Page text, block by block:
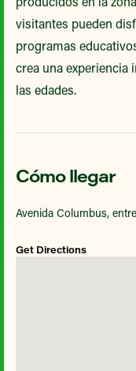
visitantes pueden
programas
crea una experiencia
las edades.
Cómo llegar
Avenida Columbus,
Get Directions